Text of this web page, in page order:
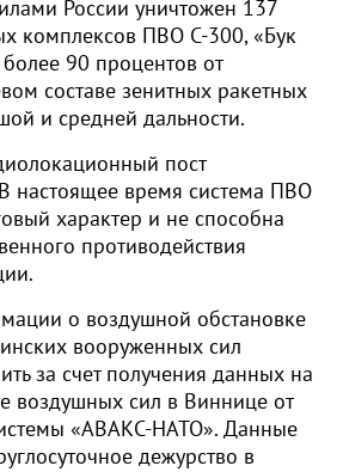
России уничтожен 137
комплексов ПВО С-300, «Бук
90 процентов от
составе зенитных ракетных
и средней дальности.
пост
настоящее время система ПВО
характер и не способна
противодействия
о воздушной обстановке
вооруженных сил
за счет получения данных на
воздушных сил в Виннице от
«АВАКС-НАТО». Данные
дежурство в